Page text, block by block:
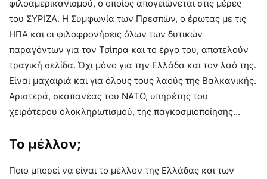
φιλοαμερικανισμού, ο οποίος απογειώνεται στις μέρες
του ΣΥΡΙΖΑ. Η Συμφωνία των Πρεσπών, ο έρωτας με τις
ΗΠΑ και οι φιλοφρονήσεις όλων των δυτικών
παραγόντων για τον Τσίπρα και το έργο του, αποτελούν
τραγική σελίδα. Όχι μόνο για την Ελλάδα και τον λαό της.
Είναι μαχαιριά και για όλους τους λαούς της Βαλκανικής.
Αριστερά, σκαπανέας του ΝΑΤΟ, υπηρέτης του
χειρότερου ολοκληρωτισμού, της παγκοσμιοποίησης…
Το μέλλον;
Ποιο μπορεί να είναι το μέλλον της Ελλάδας και των